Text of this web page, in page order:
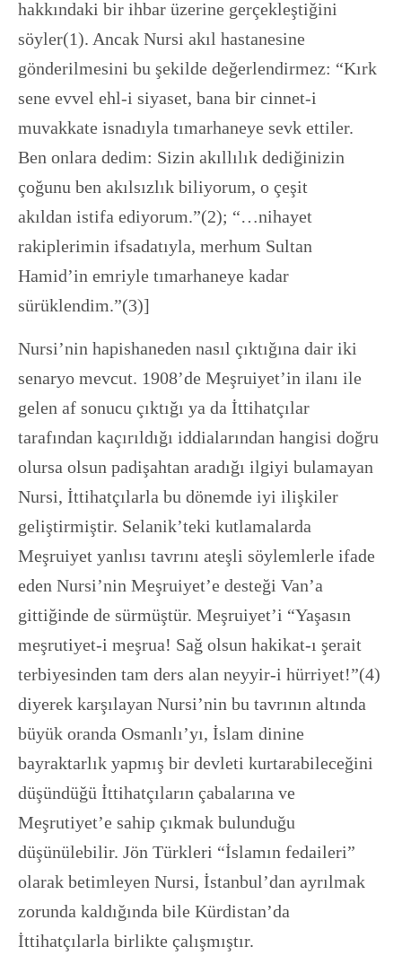
hakkındaki bir ihbar üzerine gerçekleştiğini
söyler(1). Ancak Nursi akıl hastanesine
gönderilmesini bu şekilde değerlendirmez: “Kırk
sene evvel ehl-i siyaset, bana bir cinnet-i
muvakkate isnadıyla tımarhaneye sevk ettiler.
Ben onlara dedim: Sizin akıllılık dediğinizin
çoğunu ben akılsızlık biliyorum, o çeşit
akıldan istifa ediyorum.”(2); “…nihayet
rakiplerimin ifsadatıyla, merhum Sultan
Hamid’in emriyle tımarhaneye kadar
sürüklendim.”(3)]
Nursi’nin hapishaneden nasıl çıktığına dair iki
senaryo mevcut. 1908’de Meşruiyet’in ilanı ile
gelen af sonucu çıktığı ya da İttihatçılar
tarafından kaçırıldığı iddialarından hangisi doğru
olursa olsun padişahtan aradığı ilgiyi bulamayan
Nursi, İttihatçılarla bu dönemde iyi ilişkiler
geliştirmiştir. Selanik’teki kutlamalarda
Meşruiyet yanlısı tavrını ateşli söylemlerle ifade
eden Nursi’nin Meşruiyet’e desteği Van’a
gittiğinde de sürmüştür. Meşruiyet’i “Yaşasın
meşrutiyet-i meşrua! Sağ olsun hakikat-ı şerait
terbiyesinden tam ders alan neyyir-i hürriyet!”(4)
diyerek karşılayan Nursi’nin bu tavrının altında
büyük oranda Osmanlı’yı, İslam dinine
bayraktarlık yapmış bir devleti kurtarabileceğini
düşündüğü İttihatçıların çabalarına ve
Meşrutiyet’e sahip çıkmak bulunduğu
düşünülebilir. Jön Türkleri “İslamın fedaileri”
olarak betimleyen Nursi, İstanbul’dan ayrılmak
zorunda kaldığında bile Kürdistan’da
İttihatçılarla birlikte çalışmıştır.